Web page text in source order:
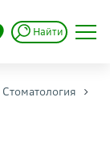
Найти
Стоматология